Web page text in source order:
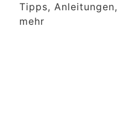
Tipps,
mehr